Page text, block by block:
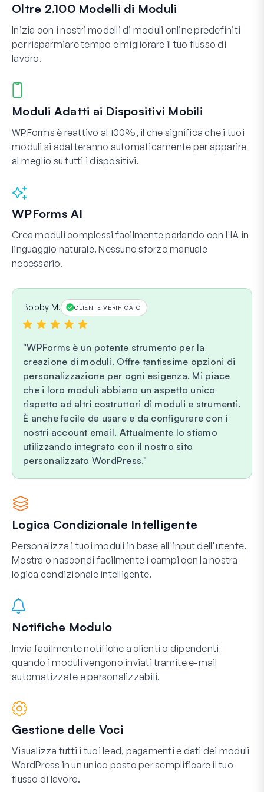
Oltre 2.100 Modelli di Moduli
Inizia con i nostri modelli di moduli online predefiniti
per risparmiare tempo e migliorare il tuo flusso di
lavoro.
Moduli Adatti ai Dispositivi Mobili
WPForms è reattivo al 100%, il che significa che i tuoi
moduli si adatteranno automaticamente per apparire
al meglio su tutti i dispositivi.
WPForms AI
Crea moduli complessi facilmente parlando con l'IA in
linguaggio naturale. Nessuno sforzo manuale
necessario.
Bobby M. CLIENTE VERIFICATO
WPForms è un potente strumento per la
creazione di moduli. Offre tantissime opzioni di
personalizzazione per ogni esigenza. Mi piace
che i loro moduli abbiano un aspetto unico
rispetto ad altri costruttori di moduli e strumenti.
È anche facile da usare e da configurare con i
nostri account email. Attualmente lo stiamo
utilizzando integrato con il nostro sito
personalizzato WordPress.
Logica Condizionale Intelligente
Personalizza i tuoi moduli in base all'input dell'utente.
Mostra o nascondi facilmente i campi con la nostra
logica condizionale intelligente.
Notifiche Modulo
Invia facilmente notifiche a clienti o dipendenti
quando i moduli vengono inviati tramite e-mail
automatizzate e personalizzabili.
Gestione delle Voci
Visualizza tutti i tuoi lead, pagamenti e dati dei moduli
WordPress in un unico posto per semplificare il tuo
flusso di lavoro.